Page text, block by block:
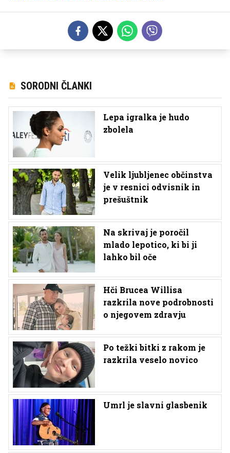
SORODNI ČLANKI
Lepa igralka je hudo
zbolela
Velik ljubljenec občinstva
je v resnici odvisnik in
prešuštnik
Na skrivaj je poročil
mlado lepotico, ki bi ji
lahko bil oče
Hči Brucea Willisa
razkrila nove podrobnosti
o njegovem zdravju
Po težki bitki z rakom je
razkrila veselo novico
Umrl je slavni glasbenik